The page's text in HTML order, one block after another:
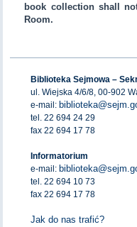
book collection shall
Room.
Biblioteka Sejmowa –
ul. Wiejska 4/6/8, 00-902
e-mail:
tel. 22 694 24 29
fax 22 694 17 78
Informatorium
e-mail:
tel. 22 694 10 73
fax 22 694 17 78
Jak do nas trafić?